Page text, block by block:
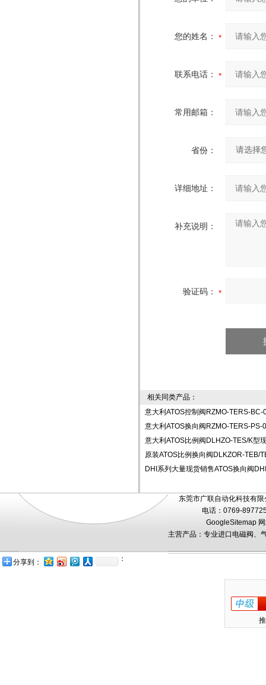
您的姓名：
联系电话：
常用邮箱：
省份：
详细地址：
补充说明：
验证码：
相关同类产品：
意大利ATOS控制阀RZMO-TERS-BC-
意大利ATOS换向阀RZMO-TERS-PS-
意大利ATOS比例阀DLHZO-TES/K型
原装ATOS比例换向阀DLKZOR-TEB/
DHI系列大量现货销售ATOS换向阀
东莞市广联自动化科技有
电话：0769-
GoogleSitemap
主营产品：专业进口电磁阀、
：
分享到：